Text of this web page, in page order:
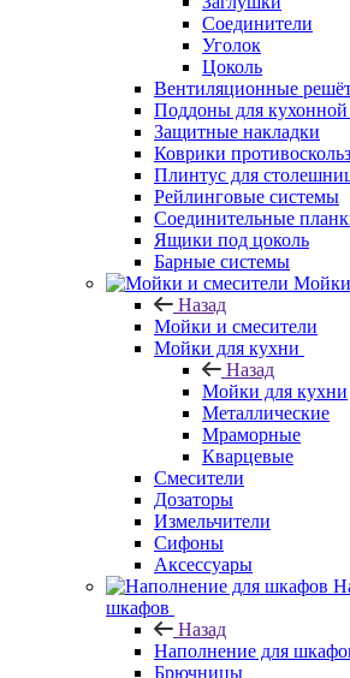
Соединители
Уголок
Цоколь
Вентиляционные
Поддоны для кухонной
Защитные накладки
Коврики
Плинтус для
Рейлинговые системы
Соединительные
Ящики под цоколь
Барные системы
Мойки
Назад
Мойки и смесители
Мойки для кухни
Назад
Мойки для кухни
Металлические
Мраморные
Кварцевые
Смесители
Дозаторы
Измельчители
Сифоны
Аксессуары
шкафов
Назад
Наполнение для
Брючницы